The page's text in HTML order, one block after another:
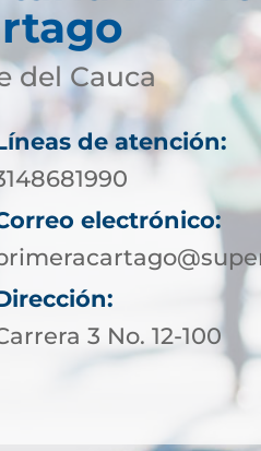
del Cauca
de atención:
electrónico:
3 No. 12-100